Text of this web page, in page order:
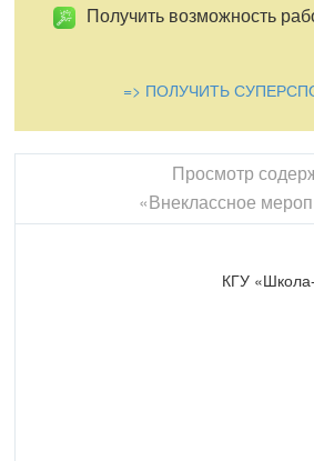
Получить возможность
=> ПОЛУЧИТЬ
Просмотр
«Внеклассное
КГУ